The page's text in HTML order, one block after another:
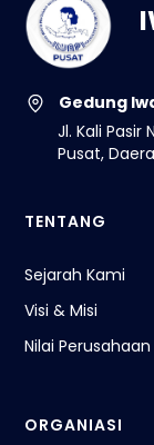
Gedung
Jl. Kali Pasir
Pusat,
TENTANG
Sejarah Kami
Visi & Misi
Nilai Perusahaan
ORGANIASI